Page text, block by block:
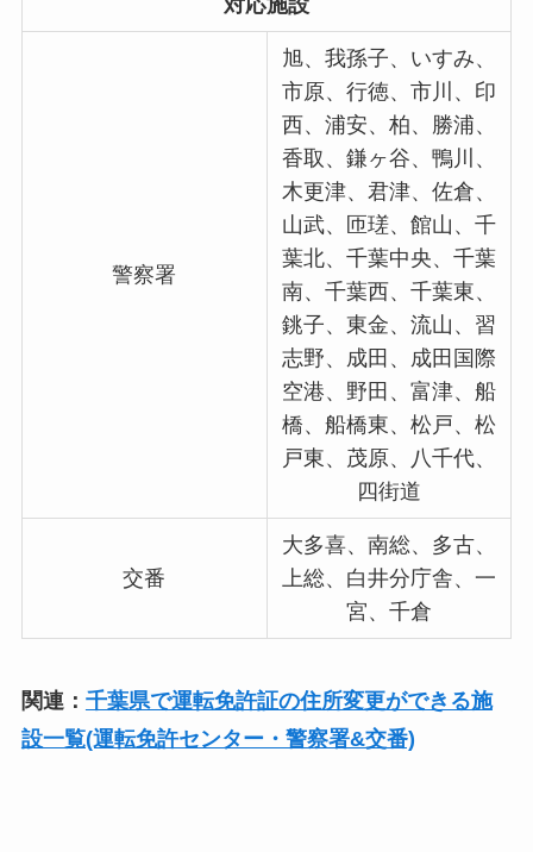
対応施設
警察署
旭、我孫子、いすみ、
市原、行徳、市川、印
西、浦安、柏、勝浦、
香取、鎌ヶ谷、鴨川、
木更津、君津、佐倉、
山武、匝瑳、館山、千
葉北、千葉中央、千葉
南、千葉西、千葉東、
銚子、東金、流山、習
志野、成田、成田国際
空港、野田、富津、船
橋、船橋東、松戸、松
戸東、茂原、八千代、
四街道
交番
大多喜、南総、多古、
上総、白井分庁舎、一
宮、千倉
関連： 千葉県で運転免許証の住所変更ができる施
設一覧(運転免許センター・警察署&交番)